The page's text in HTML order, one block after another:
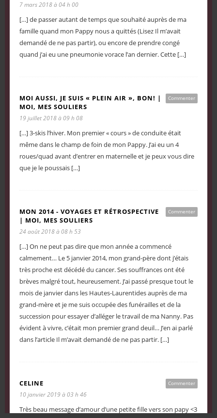
7 mars 2018 à 04 h 00
[…] de passer autant de temps que souhaité auprès de ma
famille quand mon Pappy nous a quittés (Lisez Il m’avait
demandé de ne pas partir), ou encore de prendre congé
quand j’ai eu une pneumonie vorace l’an dernier. Cette […]
Commenter
MOI AUSSI, JE SUIS « PLEIN AIR », BON! |
MOI, MES SOULIERS
19 juillet 2018 à 09 h 08
[…] 3-skis l’hiver. Mon premier « cours » de conduite était
même dans le champ de foin de mon Pappy. J’ai eu un 4
roues/quad avant d’entrer en maternelle et je peux vous dire
que je le poussais […]
Commenter
MON 2014 - VOYAGES ET RÉTROSPECTIVE
| MOI, MES SOULIERS
24 août 2018 à 08 h 53
[…] On ne peut pas dire que mon année a commencé
calmement… Le 5 janvier 2014, mon grand-père dont j’étais
très proche est décédé du cancer. Ses souffrances ont été
brèves malgré tout, heureusement. J’ai passé presque tout le
mois de janvier dans les Hautes-Laurentides auprès de ma
grand-mère et je me suis occupée des funérailles et de la
succession pour essayer d’alléger le travail de ma Nanny. Pas
évident à vivre, c’était mon premier grand deuil… J’en ai parlé
dans l’article Il m’avait demandé de ne pas partir. […]
Commenter
CELINE
10 janvier 2019 à 03 h 46
Très beau message d’amour d’une petite fille vers son papy <3